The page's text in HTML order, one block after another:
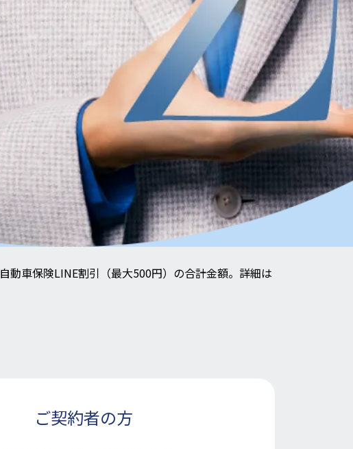
動車保険LINE割引（最大500円）の合計金額。詳細は
ご契約者の方